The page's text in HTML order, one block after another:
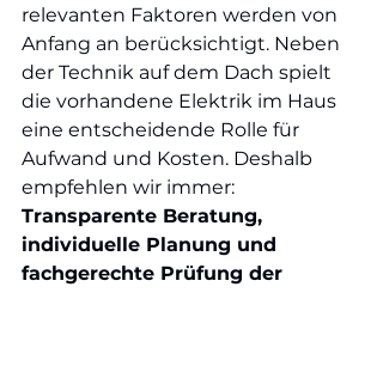
relevanten Faktoren werden von
Anfang an berücksichtigt. Neben
der Technik auf dem Dach spielt
die vorhandene Elektrik im Haus
eine entscheidende Rolle für
Aufwand und Kosten. Deshalb
empfehlen wir immer:
Transparente Beratung,
individuelle Planung und
fachgerechte Prüfung der